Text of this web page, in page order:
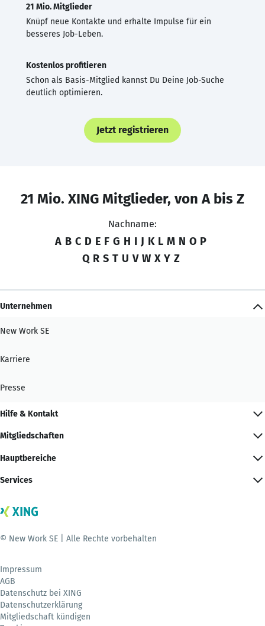
21 Mio. Mitglieder
Knüpf neue Kontakte und erhalte Impulse für ein
besseres Job-Leben.
Kostenlos profitieren
Schon als Basis-Mitglied kannst Du Deine Job-Suche
deutlich optimieren.
Jetzt registrieren
21 Mio. XING Mitglieder, von A bis Z
Nachname:
A B C D E F G H I J K L M N O P
Q R S T U V W X Y Z
Unternehmen
New Work SE
Karriere
Presse
Hilfe & Kontakt
Mitgliedschaften
Hauptbereiche
Services
© New Work SE | Alle Rechte vorbehalten
Impressum
AGB
Datenschutz bei XING
Datenschutzerklärung
Mitgliedschaft kündigen